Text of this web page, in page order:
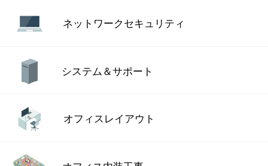
ネットワーク セキュリティ
システム＆サポート
オフィスレイアウト